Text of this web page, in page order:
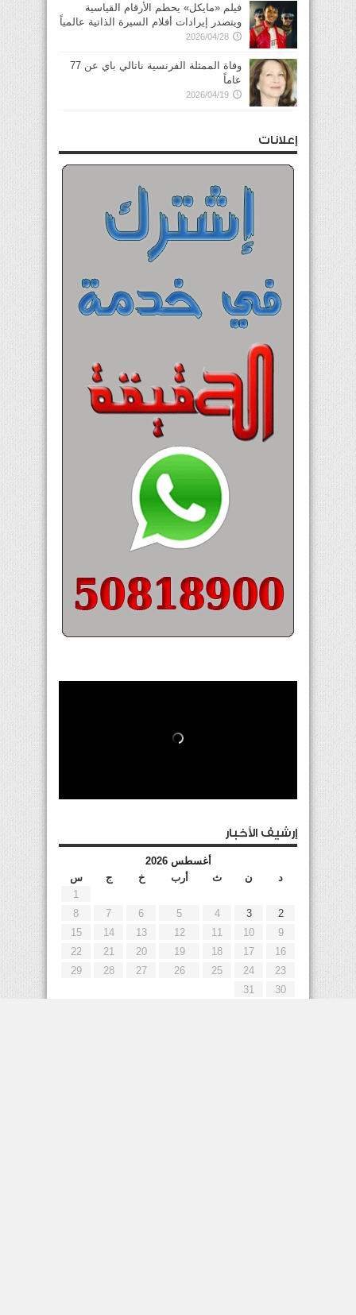
فيلم «مايكل» يحطم الأرقام القياسية
ويتصدر إيرادات أفلام السيرة الذاتية عالمياً
2026/04/28
وفاة الممثلة الفرنسية ناتالي باي عن 77
عاماً
2026/04/19
إعلانات
إرشيف الأخبار
أغسطس 2026
د
ن ث أرب خ ج
س
1
2
3
4
5
6
7
8
9
10
11
12
13
14
15
16
17
18
19
20
21
22
23
24
25
26
27
28
29
30
31